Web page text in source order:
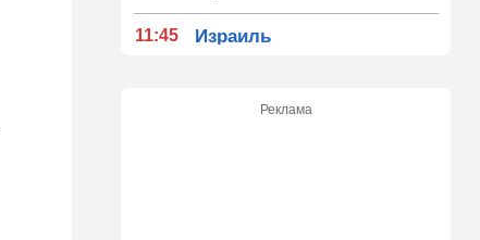
11:45 Израиль
водителем грузовика
Реклама